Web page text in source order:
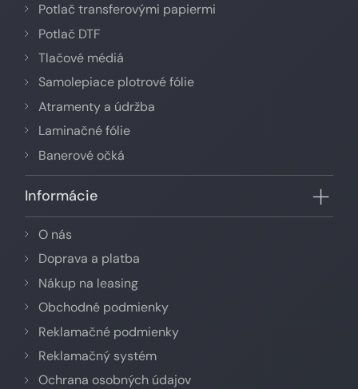
Potlač transferovými papiermi
Potlač DTF
Tlačové médiá
Samolepiace plotrové fólie
Atramenty a údržba
Laminačné fólie
Banerové očká
Informácie
O nás
Doprava a platba
Nákup na leasing
Obchodné podmienky
Reklamačné podmienky
Reklamačný systém
Ochrana osobných údajov